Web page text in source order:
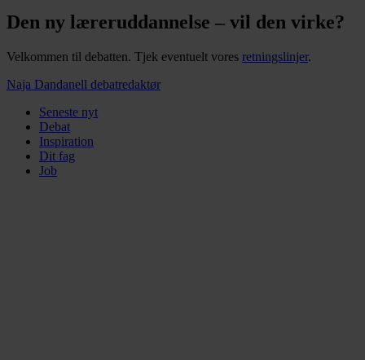
Den ny læreruddannelse – vil den virke?
Velkommen til debatten. Tjek eventuelt vores retningslinjer.
Naja Dandanell debatredaktør
Seneste nyt
Debat
Inspiration
Dit fag
Job